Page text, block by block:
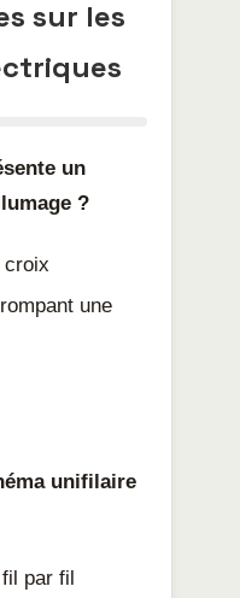
sur les
un
?
croix
une
unifilaire
par fil